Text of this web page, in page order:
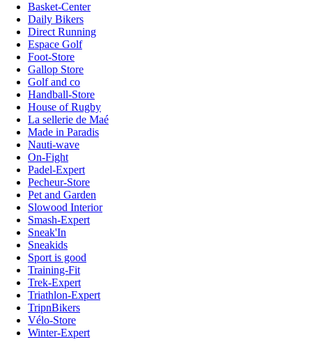
Basket-Center
Daily Bikers
Direct Running
Espace Golf
Foot-Store
Gallop Store
Golf and co
Handball-Store
House of Rugby
La sellerie de Maé
Made in Paradis
Nauti-wave
On-Fight
Padel-Expert
Pecheur-Store
Pet and Garden
Slowood Interior
Smash-Expert
Sneak'In
Sneakids
Sport is good
Training-Fit
Trek-Expert
Triathlon-Expert
TripnBikers
Vélo-Store
Winter-Expert